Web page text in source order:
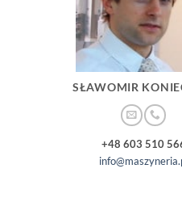
SŁAWOMIR
+48 603 510